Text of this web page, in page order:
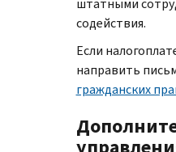
содействия.
Если
направить
гражданских